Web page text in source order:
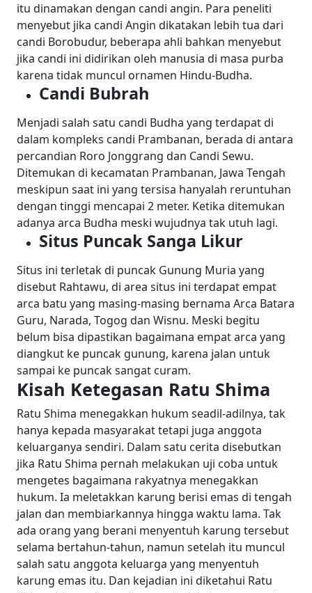
itu dinamakan dengan candi angin. Para peneliti
menyebut jika candi Angin dikatakan lebih tua dari
candi Borobudur, beberapa ahli bahkan menyebut
jika candi ini didirikan oleh manusia di masa purba
karena tidak muncul ornamen Hindu-Budha.
Candi Bubrah
Menjadi salah satu candi Budha yang terdapat di
dalam kompleks candi Prambanan, berada di antara
percandian Roro Jonggrang dan Candi Sewu.
Ditemukan di kecamatan Prambanan, Jawa Tengah
meskipun saat ini yang tersisa hanyalah reruntuhan
dengan tinggi mencapai 2 meter. Ketika ditemukan
adanya arca Budha meski wujudnya tak utuh lagi.
Situs Puncak Sanga Likur
Situs ini terletak di puncak Gunung Muria yang
disebut Rahtawu, di area situs ini terdapat empat
arca batu yang masing-masing bernama Arca Batara
Guru, Narada, Togog dan Wisnu. Meski begitu
belum bisa dipastikan bagaimana empat arca yang
diangkut ke puncak gunung, karena jalan untuk
sampai ke puncak sangat curam.
Kisah Ketegasan Ratu Shima
Ratu Shima menegakkan hukum seadil-adilnya, tak
hanya kepada masyarakat tetapi juga anggota
keluarganya sendiri. Dalam satu cerita disebutkan
jika Ratu Shima pernah melakukan uji coba untuk
mengetes bagaimana rakyatnya menegakkan
hukum. Ia meletakkan karung berisi emas di tengah
jalan dan membiarkannya hingga waktu lama. Tak
ada orang yang berani menyentuh karung tersebut
selama bertahun-tahun, namun setelah itu muncul
salah satu anggota keluarga yang menyentuh
karung emas itu. Dan kejadian ini diketahui Ratu